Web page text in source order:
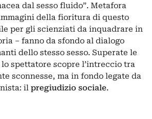
dal sesso fluido”. Metafora
della fioritura di questo
per gli scienziati da inquadrare in
‒ fanno da sfondo al dialogo
dello stesso sesso. Superate le
spettatore scopre l’intreccio tra
sconnesse, ma in fondo legate da
il pregiudizio sociale.